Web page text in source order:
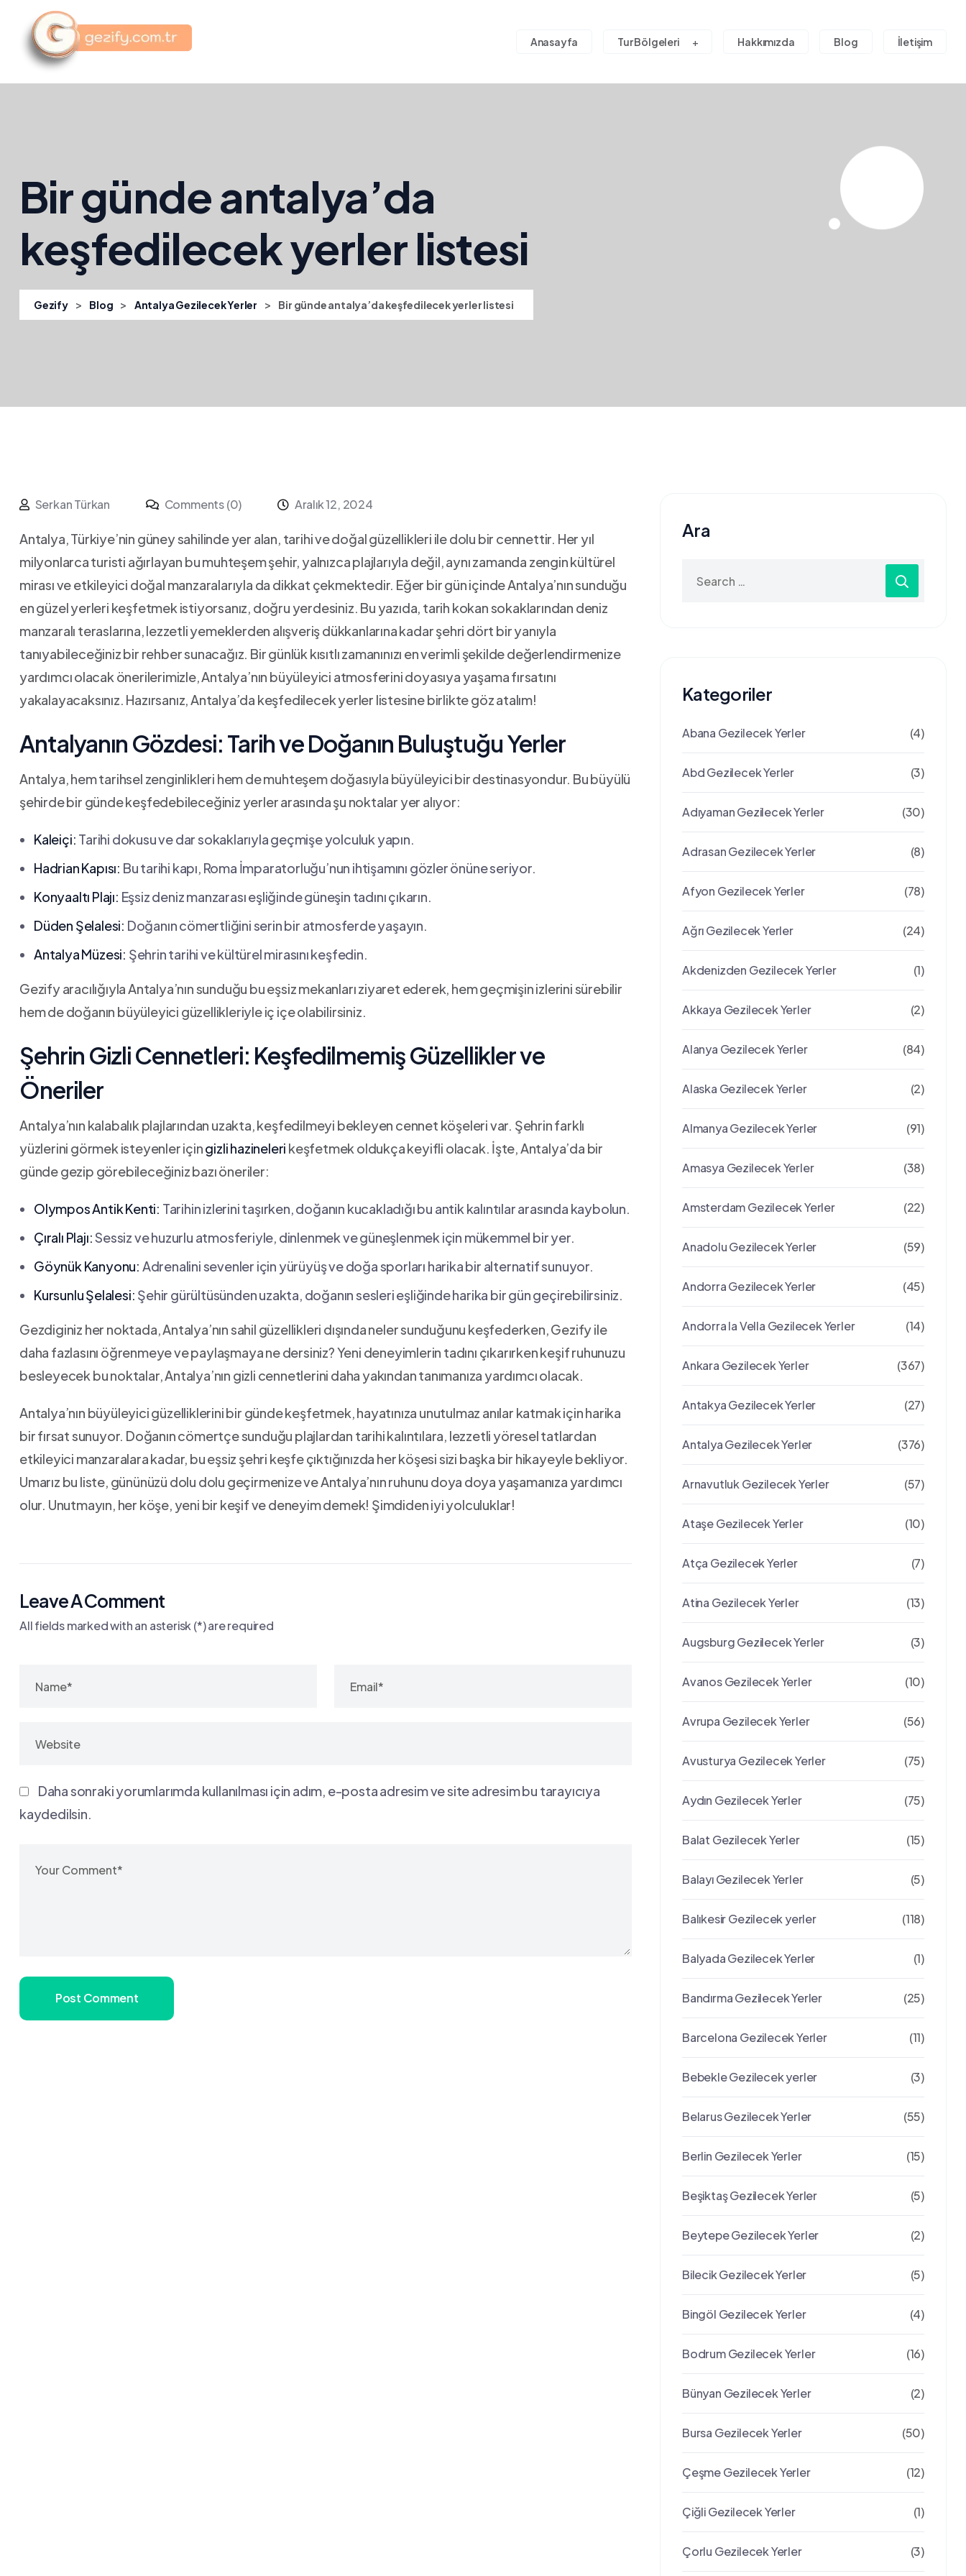
Anasayfa Tur Bölgeleri Hakkımızda Blog İletişim
Bir günde antalya’da
keşfedilecek yerler listesi
Gezify > Blog > Antalya Gezilecek Yerler > Bir günde antalya’da keşfedilecek yerler listesi
Serkan Türkan Comments (0) Aralık 12, 2024
Antalya, Türkiye’nin güney sahilinde yer alan, tarihi ve ⁤doğal güzellikleri ile dolu bir cennettir. Her yıl
milyonlarca⁢ turisti ağırlayan bu muhteşem şehir, yalnızca plajlarıyla değil, aynı zamanda zengin kültürel
mirası ve etkileyici doğal manzaralarıyla da ‌dikkat çekmektedir. Eğer bir gün içinde⁣ Antalya’nın sunduğu
en güzel yerleri keşfetmek istiyorsanız, doğru yerdesiniz. Bu yazıda, tarih‌ kokan sokaklarından deniz
manzaralı teraslarına, ⁤lezzetli yemeklerden alışveriş dükkanlarına kadar şehri dört bir yanıyla
tanıyabileceğiniz bir rehber sunacağız. Bir günlük kısıtlı zamanınızı ⁢en verimli şekilde değerlendirmenize
yardımcı⁤ olacak önerilerimizle, Antalya’nın büyüleyici atmosferini doyasıya yaşama fırsatını
yakalayacaksınız. Hazırsanız, Antalya’da keşfedilecek yerler listesine birlikte göz atalım!
Antalyanın Gözdesi:‍ Tarih ve Doğanın Buluştuğu Yerler
Antalya, hem tarihsel zenginlikleri hem de muhteşem doğasıyla büyüleyici ⁤bir ⁤destinasyondur.‌ Bu büyülü
şehirde bir günde keşfedebileceğiniz yerler ⁤arasında şu noktalar yer alıyor:
Kaleiçi: Tarihi dokusu ve dar sokaklarıyla ⁢geçmişe yolculuk yapın.
Hadrian Kapısı: Bu tarihi kapı, Roma‌ İmparatorluğu’nun ihtişamını gözler önüne seriyor.
Konyaaltı Plajı: Eşsiz deniz manzarası eşliğinde güneşin tadını çıkarın.
Düden Şelalesi: Doğanın cömertliğini serin bir atmosferde yaşayın.
Antalya Müzesi: Şehrin tarihi⁤ ve kültürel mirasını⁣ keşfedin.
Gezify aracılığıyla Antalya’nın sunduğu bu eşsiz mekanları ziyaret ederek, hem geçmişin izlerini sürebilir
hem de doğanın büyüleyici‌ güzellikleriyle iç içe olabilirsiniz.
Şehrin Gizli Cennetleri: Keşfedilmemiş Güzellikler ve‍
Öneriler
Antalya’nın ‍kalabalık plajlarından uzakta, keşfedilmeyi bekleyen cennet köşeleri var. Şehrin farklı
yüzlerini görmek isteyenler içingizli hazineleri keşfetmek oldukça keyifli olacak. ⁢İşte, Antalya’da bir
günde gezip görebileceğiniz bazı öneriler:
Olympos Antik Kenti: Tarihin izlerini taşırken, doğanın​ kucakladığı bu antik kalıntılar arasında kaybolun.
Çıralı Plajı:Sessiz ve huzurlu atmosferiyle, ‍dinlenmek ve güneşlenmek için mükemmel bir yer.
Göynük Kanyonu: Adrenalini sevenler için yürüyüş ve doğa sporları harika bir alternatif sunuyor.
Kursunlu Şelalesi: Şehir gürültüsünden uzakta, doğanın sesleri eşliğinde harika‌ bir gün geçirebilirsiniz.
Gezdiginiz her noktada, Antalya’nın sahil güzellikleri dışında neler⁣ sunduğunu keşfederken, Gezify ile
daha fazlasını‌ öğrenmeye ve paylaşmaya ne dersiniz? Yeni deneyimlerin tadını çıkarırken keşif ruhunuzu
besleyecek bu noktalar, Antalya’nın gizli cennetlerini daha yakından tanımanıza yardımcı olacak.
Antalya’nın büyüleyici güzelliklerini bir günde keşfetmek, hayatınıza unutulmaz anılar katmak için harika
bir fırsat sunuyor. ‍Doğanın cömertçe sunduğu plajlardan tarihi kalıntılara, lezzetli​ yöresel tatlardan
etkileyici manzaralara kadar,⁣ bu eşsiz şehri keşfe çıktığınızda her köşesi sizi başka bir hikayeyle bekliyor.
Umarız bu liste, gününüzü‍ dolu dolu geçirmenize ve Antalya’nın ruhunu doya⁤ doya yaşamanıza yardımcı
olur. Unutmayın, her köşe, yeni bir keşif ve deneyim demek! Şimdiden iyi yolculuklar!
Leave A Comment
All fields marked with an asterisk (*) are required
Daha sonraki yorumlarımda kullanılması için adım, e-posta adresim ve site adresim bu tarayıcıya
kaydedilsin.
Post Comment
Ara
for:
Kategoriler
Abana Gezilecek Yerler (4)
Abd Gezilecek Yerler (3)
Adıyaman Gezilecek Yerler (30)
Adrasan Gezilecek Yerler (8)
Afyon Gezilecek Yerler (78)
Ağrı Gezilecek Yerler (24)
Akdenizden Gezilecek Yerler (1)
Akkaya Gezilecek Yerler (2)
Alanya Gezilecek Yerler (84)
Alaska Gezilecek Yerler (2)
Almanya Gezilecek Yerler (91)
Amasya Gezilecek Yerler (38)
Amsterdam Gezilecek Yerler (22)
Anadolu Gezilecek Yerler (59)
Andorra Gezilecek Yerler (45)
Andorra la Vella Gezilecek Yerler (14)
Ankara Gezilecek Yerler (367)
Antakya Gezilecek Yerler (27)
Antalya Gezilecek Yerler (376)
Arnavutluk Gezilecek Yerler (57)
Ataşe Gezilecek Yerler (10)
Atça Gezilecek Yerler (7)
Atina Gezilecek Yerler (13)
Augsburg Gezilecek Yerler (3)
Avanos Gezilecek Yerler (10)
Avrupa Gezilecek Yerler (56)
Avusturya Gezilecek Yerler (75)
Aydın Gezilecek Yerler (75)
Balat Gezilecek Yerler (15)
Balayı Gezilecek Yerler (5)
Balıkesir Gezilecek yerler (118)
Balyada Gezilecek Yerler (1)
Bandırma Gezilecek Yerler (25)
Barcelona Gezilecek Yerler (11)
Bebekle Gezilecek yerler (3)
Belarus Gezilecek Yerler (55)
Berlin Gezilecek Yerler (15)
Beşiktaş Gezilecek Yerler (5)
Beytepe Gezilecek Yerler (2)
Bilecik Gezilecek Yerler (5)
Bingöl Gezilecek Yerler (4)
Bodrum Gezilecek Yerler (16)
Bünyan Gezilecek Yerler (2)
Bursa Gezilecek Yerler (50)
Çeşme Gezilecek Yerler (12)
Çiğli Gezilecek Yerler (1)
Çorlu Gezilecek Yerler (3)